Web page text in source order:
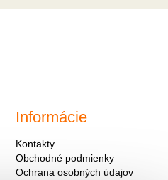
Informácie
Kontakty
Obchodné podmienky
Ochrana osobných údajov